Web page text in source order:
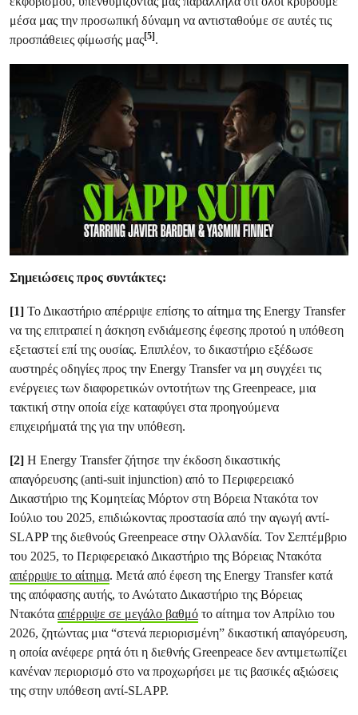
μέσα μας την προσωπική δύναμη να αντισταθούμε σε αυτές τις
προσπάθειες φίμωσής μας[5].
Σημειώσεις προς συντάκτες:
[1] Το Δικαστήριο απέρριψε επίσης το αίτημα της Energy Transfer
να της επιτραπεί η άσκηση ενδιάμεσης έφεσης προτού η υπόθεση
εξεταστεί επί της ουσίας. Επιπλέον, το δικαστήριο εξέδωσε
αυστηρές οδηγίες προς την Energy Transfer να μη συγχέει τις
ενέργειες των διαφορετικών οντοτήτων της Greenpeace, μια
τακτική στην οποία είχε καταφύγει στα προηγούμενα
επιχειρήματά της για την υπόθεση.
[2] Η Energy Transfer ζήτησε την έκδοση δικαστικής
απαγόρευσης (anti-suit injunction) από το Περιφερειακό
Δικαστήριο της Κομητείας Μόρτον στη Βόρεια Ντακότα τον
Ιούλιο του 2025, επιδιώκοντας προστασία από την αγωγή αντί-
SLAPP της διεθνούς Greenpeace στην Ολλανδία. Τον Σεπτέμβριο
του 2025, το Περιφερειακό Δικαστήριο της Βόρειας Ντακότα
απέρριψε το αίτημα. Μετά από έφεση της Energy Transfer κατά
της απόφασης αυτής, το Ανώτατο Δικαστήριο της Βόρειας
Ντακότα απέρριψε σε μεγάλο βαθμό το αίτημα τον Απρίλιο του
2026, ζητώντας μια “στενά περιορισμένη” δικαστική απαγόρευση,
η οποία ανέφερε ρητά ότι η διεθνής Greenpeace δεν αντιμετωπίζει
κανέναν περιορισμό στο να προχωρήσει με τις βασικές αξιώσεις
της στην υπόθεση αντί-SLAPP.